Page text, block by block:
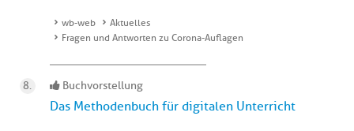
wb-web
Aktuelles
Fragen und Antworten zu Corona-Auflagen
Buchvorstellung
Das Methodenbuch für digitalen Unterricht